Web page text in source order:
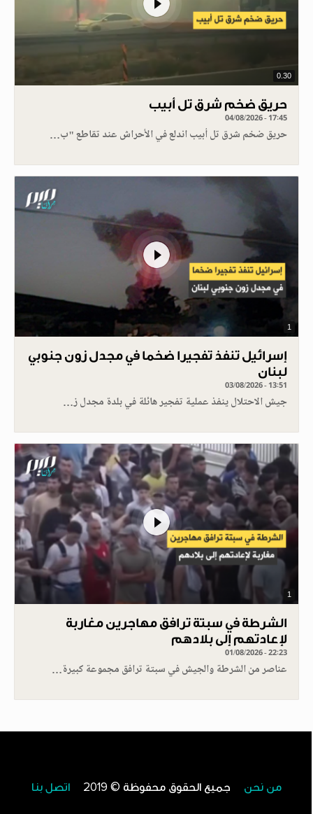
0.30
حريق ضخم شرق تل أبيب
04/08/2026 - 17:45
حريق ضخم شرق تل أبيب اندلع في الأحراش عند تقاطع "ب…
1
إسرائيل تنفذ تفجيرا ضخما في مجدل زون جنوبي
لبنان
03/08/2026 - 13:51
جيش الاحتلال ينفذ عملية تفجير هائلة في بلدة مجدل ز…
1
الشرطة في سبتة ترافق مهاجرين مغاربة
لإعادتهم إلى بلادهم
01/08/2026 - 22:23
عناصر من الشرطة والجيش في سبتة ترافق مجموعة كبيرة…
من نحن جميع الحقوق محفوظة © 2019 اتصل بنا